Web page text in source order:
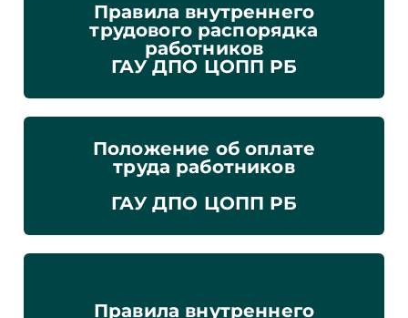
Правила внутреннего
трудового распорядка
работников
ГАУ ДПО ЦОПП РБ
Положение об оплате
труда работников
ГАУ ДПО ЦОПП РБ
Правила внутреннего